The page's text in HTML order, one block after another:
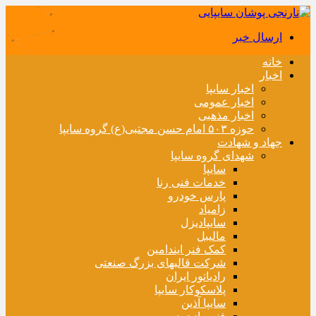
ارسال خبر
خانه
اخبار
اخبار سایپا
اخبار عمومی
اخبار مذهبی
حوزه ۵۰۳ امام حسن مجتبی(ع) گروه سایپا
جهاد و شهادت
شهدای گروه سایپا
سایپا
خدمات فنی رنا
پارس خودرو
زامیاد
سایپادیزل
مالیبل
کمک فنر ایندامین
شرکت قالبهای بزرگ صنعتی
رادیاتور ایران
پلاسکوکار سایپا
سایپا آذین